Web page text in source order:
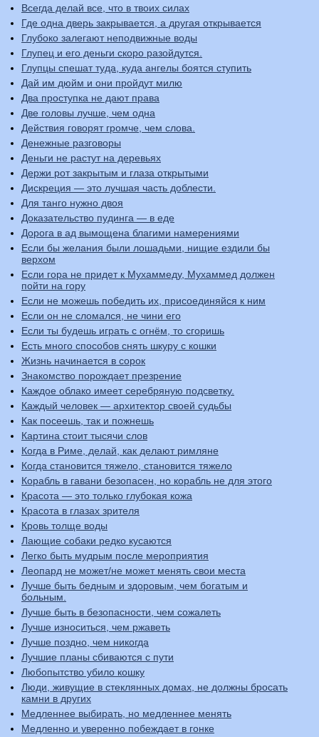
Всегда делай все, что в твоих силах
Где одна дверь закрывается, а другая открывается
Глубоко залегают неподвижные воды
Глупец и его деньги скоро разойдутся.
Глупцы спешат туда, куда ангелы боятся ступить
Дай им дюйм и они пройдут милю
Два проступка не дают права
Две головы лучше, чем одна
Действия говорят громче, чем слова.
Денежные разговоры
Деньги не растут на деревьях
Держи рот закрытым и глаза открытыми
Дискреция — это лучшая часть доблести.
Для танго нужно двоя
Доказательство пудинга — в еде
Дорога в ад вымощена благими намерениями
Если бы желания были лошадьми, нищие ездили бы
верхом
Если гора не придет к Мухаммеду, Мухаммед должен
пойти на гору
Если не можешь победить их, присоединяйся к ним
Если он не сломался, не чини его
Если ты будешь играть с огнём, то сгоришь
Есть много способов снять шкуру с кошки
Жизнь начинается в сорок
Знакомство порождает презрение
Каждое облако имеет серебряную подсветку.
Каждый человек — архитектор своей судьбы
Как посеешь, так и пожнешь
Картина стоит тысячи слов
Когда в Риме, делай, как делают римляне
Когда становится тяжело, становится тяжело
Корабль в гавани безопасен, но корабль не для этого
Красота — это только глубокая кожа
Красота в глазах зрителя
Кровь толще воды
Лающие собаки редко кусаются
Легко быть мудрым после мероприятия
Леопард не может/не может менять свои места
Лучше быть бедным и здоровым, чем богатым и
больным.
Лучше быть в безопасности, чем сожалеть
Лучше износиться, чем ржаветь
Лучше поздно, чем никогда
Лучшие планы сбиваются с пути
Любопытство убило кошку
Люди, живущие в стеклянных домах, не должны бросать
камни в других
Медленнее выбирать, но медленнее менять
Медленно и уверенно побеждает в гонке